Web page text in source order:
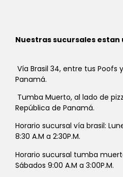
Nuestras sucursales estan
Vía Brasil 34, entre tus Poofs
Panamá.
Tumba Muerto, al lado de
República de Panamá.
Horario sucursal vía brasil:
8:30 A.M a 2:30P.M.
Horario sucursal tumba
Sábados 9:00 A.M a 3:00P.M.